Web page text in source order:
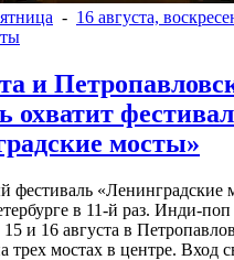
- 16 августа,
и
охватит
мосты»
фестиваль «Ленинградские
в 11-й раз. Инди-
и 16 августа в
трех мостах в центре. Вход